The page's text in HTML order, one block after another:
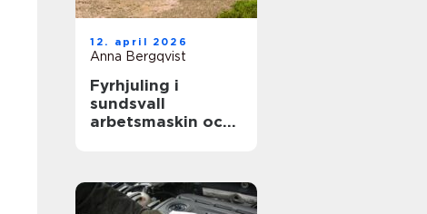
12. april 2026
Anna Bergqvist
Fyrhjuling i
sundsvall
arbetsmaskin och